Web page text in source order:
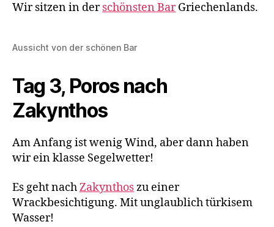
Wir sitzen in derschönsten BarGriechenlands.
Aussicht von der schönen Bar
Tag 3, Poros nach
Zakynthos
Am Anfang ist wenig Wind, aber dann haben
wir ein klasse Segelwetter!
Es geht nachZakynthoszu einer
Wrackbesichtigung. Mit unglaublich türkisem
Wasser!